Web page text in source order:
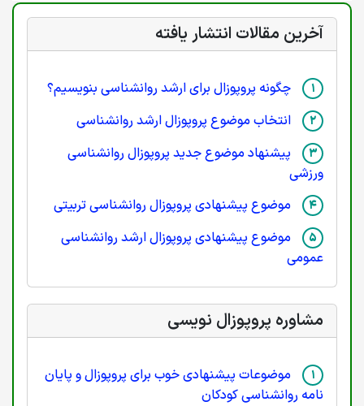
آخرین مقالات انتشار یافته
چگونه پروپوزال برای ارشد روانشناسی بنویسیم؟
انتخاب موضوع پروپوزال ارشد روانشناسی
پیشنهاد موضوع جدید پروپوزال روانشناسی
ورزشی
موضوع پیشنهادی پروپوزال روانشناسی تربیتی
موضوع پیشنهادی پروپوزال ارشد روانشناسی
عمومی
مشاوره پروپوزال نویسی
موضوعات پیشنهادی خوب برای پروپوزال و پایان
نامه روانشناسی کودکان